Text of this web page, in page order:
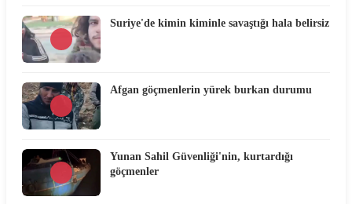
Suriye'de kimin kiminle savaştığı hala belirsiz
Afgan göçmenlerin yürek burkan durumu
Yunan Sahil Güvenliği'nin, kurtardığı
göçmenler